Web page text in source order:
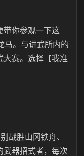
带你参观一下这
马。与讲武所内的
大赛。选择【我准
战胜山冈铁舟、
武器招式者，每次